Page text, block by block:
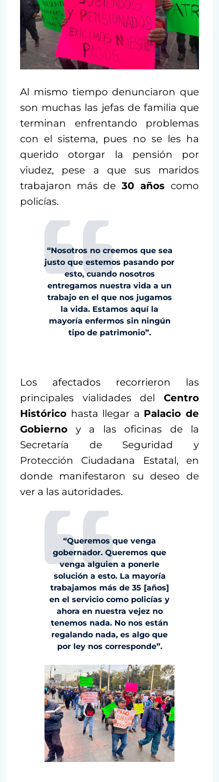
Al mismo tiempo denunciaron que
son muchas las jefas de familia que
terminan enfrentando problemas
con el sistema, pues no se les ha
querido otorgar la pensión por
viudez, pese a que sus maridos
trabajaron más de 30 años como
policías.
“Nosotros no creemos que sea
justo que estemos pasando por
esto, cuando nosotros
entregamos nuestra vida a un
trabajo en el que nos jugamos
la vida. Estamos aquí la
mayoría enfermos sin ningún
tipo de patrimonio”.
Los afectados recorrieron las
principales vialidades del Centro
Histórico hasta llegar a Palacio de
Gobierno y a las oficinas de la
Secretaría de Seguridad y
Protección Ciudadana Estatal, en
donde manifestaron su deseo de
ver a las autoridades.
“Queremos que venga
gobernador. Queremos que
venga alguien a ponerle
solución a esto. La mayoría
trabajamos más de 35 [años]
en el servicio como policías y
ahora en nuestra vejez no
tenemos nada. No nos están
regalando nada, es algo que
por ley nos corresponde”.